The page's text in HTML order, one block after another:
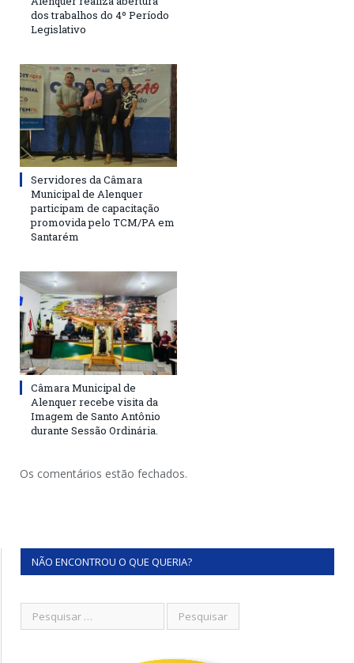
dos trabalhos do 4º Período
Legislativo
Servidores da Câmara
Municipal de Alenquer
participam de capacitação
promovida pelo TCM/PA em
Santarém
Câmara Municipal de
Alenquer recebe visita da
Imagem de Santo Antônio
durante Sessão Ordinária.
Os comentários estão fechados.
NÃO ENCONTROU O QUE QUERIA?